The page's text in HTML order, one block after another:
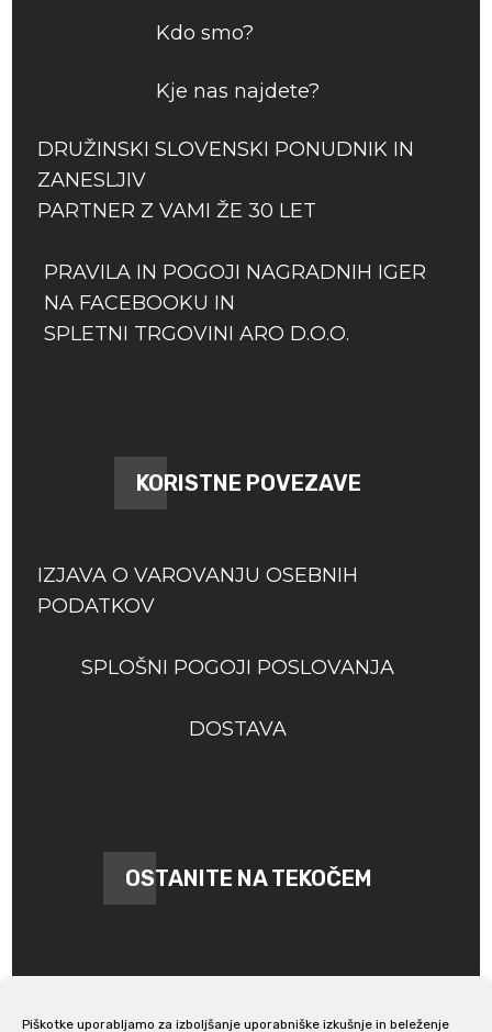
Piškotke uporabljamo za izboljšanje uporabniške izkušnje in beleženje
Kdo smo?
Kje nas najdete?
DRUŽINSKI SLOVENSKI PONUDNIK IN
ZANESLJIV
PARTNER Z VAMI ŽE 30 LET
PRAVILA IN POGOJI NAGRADNIH IGER
NA FACEBOOKU IN
SPLETNI TRGOVINI ARO D.O.O.
KORISTNE POVEZAVE
IZJAVA O VAROVANJU OSEBNIH
PODATKOV
SPLOŠNI POGOJI POSLOVANJA
DOSTAVA
OSTANITE NA TEKOČEM